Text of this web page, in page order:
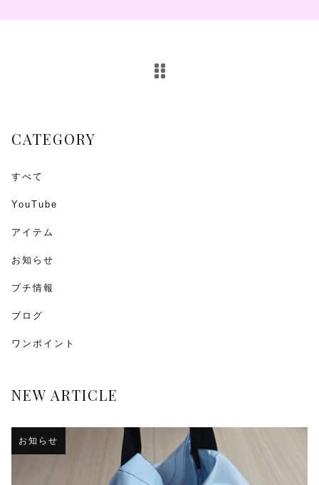
CATEGORY
すべて
YouTube
アイテム
お知らせ
プチ情報
ブログ
ワンポイント
NEW ARTICLE
お知らせ